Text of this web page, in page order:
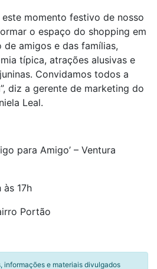
momento festivo de nosso
o espaço do shopping em
amigos e das famílias,
típica, atrações alusivas e
Convidamos todos a
diz a gerente de marketing do
Leal.
para Amigo’ – Ventura
às 17h
Portão
informações e materiais divulgados